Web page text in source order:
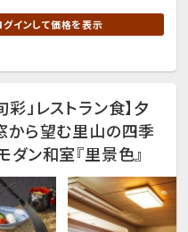
グインして価格を表示
」レストラン食】夕
から望む里山の四季
ダン和室『里景色』